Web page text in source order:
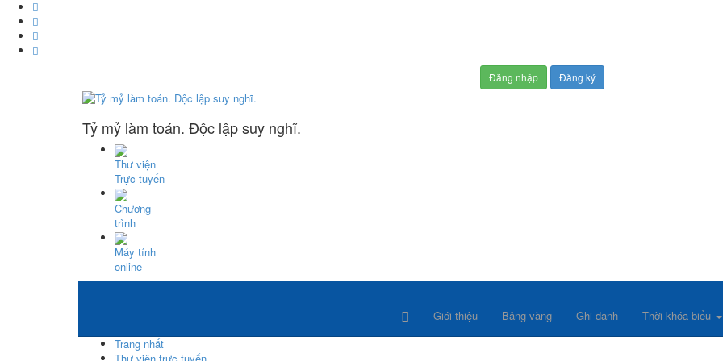
Đăng nhập Đăng ký
Tỷ mỷ làm toán. Độc lập suy nghĩ.
Thư viện
Trực tuyến
Chương
trình
Máy tính
online
Giới thiệu Bảng vàng Ghi danh Thời khóa biểu
Trang nhất